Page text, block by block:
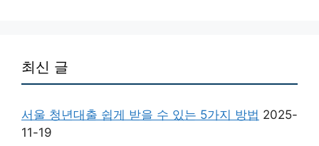
최신 글
서울 청년대출 쉽게 받을 수 있는 5가지 방법 2025-
11-19